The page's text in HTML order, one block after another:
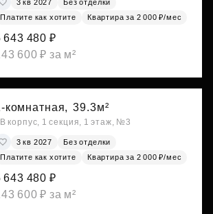
3 кв 2027
Без отделки
Платите как хотите
Квартира за 2 000 ₽/мес
643 480 ₽
600 ₽ за м²
комнатная, 39.3м²
корпус, 1 секция, 1 этаж, №3
3 кв 2027
Без отделки
Платите как хотите
Квартира за 2 000 ₽/мес
643 480 ₽
600 ₽ за м²